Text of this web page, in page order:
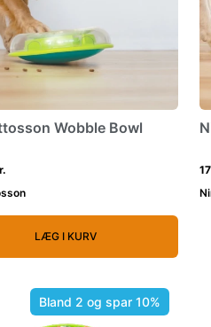
Wobble Bowl
LÆG I KURV
Bland 2 og spar 10%